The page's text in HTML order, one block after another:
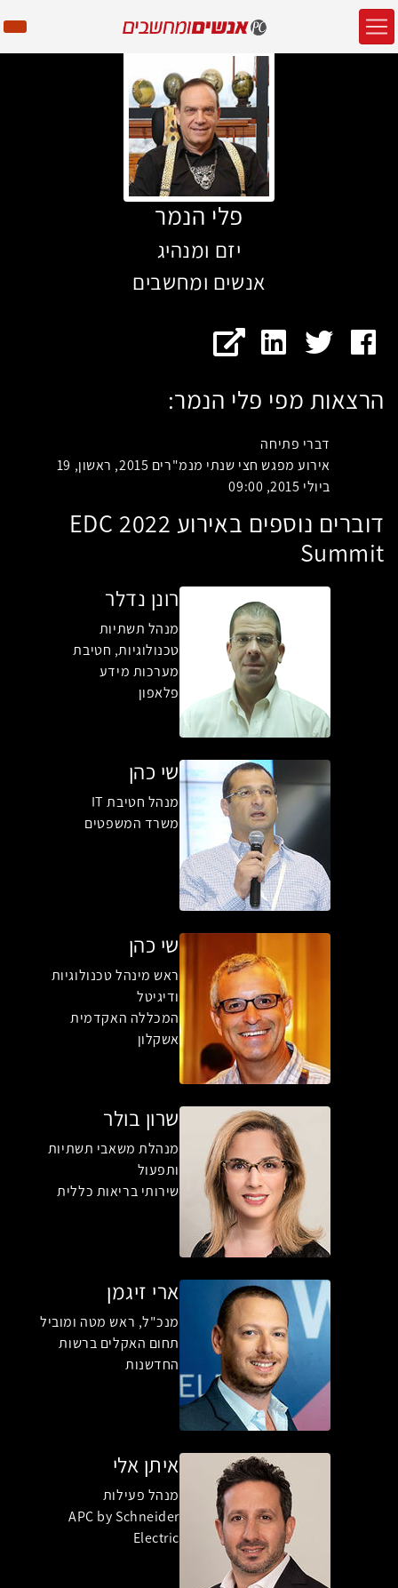
פלי הנמר
יזם ומנהיג
אנשים ומחשבים
דף הפייסבוק של פלי הנמר
חשבון הטוויטר של פלי הנמר
עמוד הלינקדאין של פלי הנמר
הרצאות מפי פלי הנמר:
דברי פתיחה
אירוע מפגש חצי שנתי מנמ"רים 2015, ראשון, 19
ביולי 2015, 09:00
דוברים נוספים באירוע EDC 2022
Summit
רונן נדלר
מנהל תשתיות
טכנולוגיות, חטיבת
מערכות מידע
פלאפון
שי כהן
מנהל חטיבת IT
משרד המשפטים
שי כהן
ראש מינהל טכנולוגיות
ודיגיטל
המכללה האקדמית
אשקלון
שרון בולר
מנהלת משאבי תשתיות
ותפעול
שירותי בריאות כללית
ארי זיגמן
מנכ"ל, ראש מטה ומוביל
תחום האקלים ברשות
החדשנות
איתן אלי
מנהל פעילות
APC by Schneider
Electric